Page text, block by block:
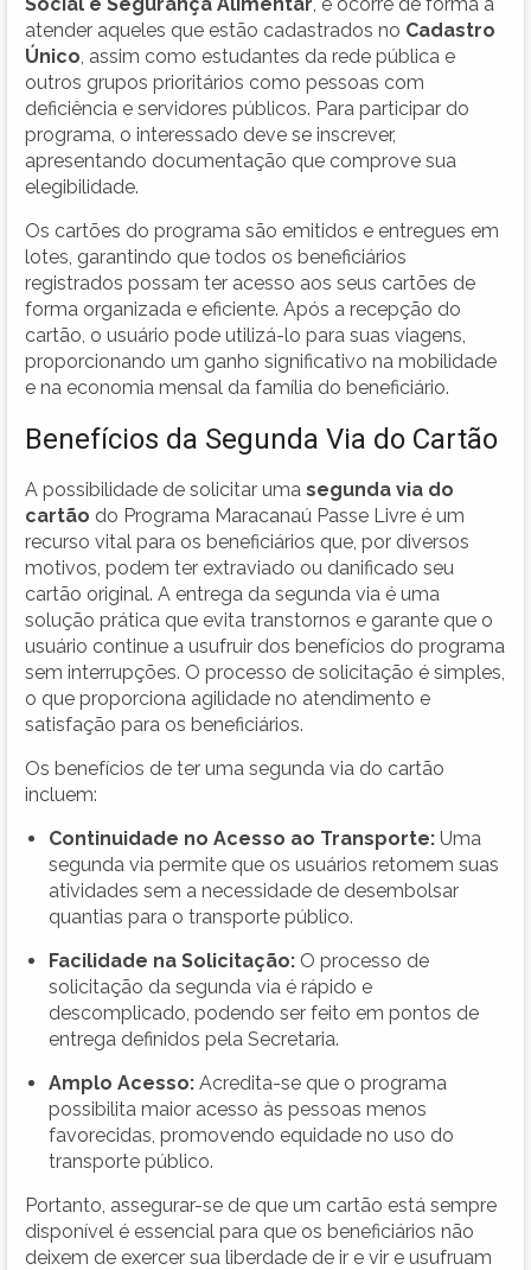
atender aqueles que estão cadastrados no Cadastro
Único , assim como estudantes da rede pública e
outros grupos prioritários como pessoas com
deficiência e servidores públicos. Para participar do
programa, o interessado deve se inscrever,
apresentando documentação que comprove sua
elegibilidade.
Os cartões do programa são emitidos e entregues em
lotes, garantindo que todos os beneficiários
registrados possam ter acesso aos seus cartões de
forma organizada e eficiente. Após a recepção do
cartão, o usuário pode utilizá-lo para suas viagens,
proporcionando um ganho significativo na mobilidade
e na economia mensal da família do beneficiário.
Benefícios da Segunda Via do Cartão
A possibilidade de solicitar uma segunda via do
cartão do Programa Maracanaú Passe Livre é um
recurso vital para os beneficiários que, por diversos
motivos, podem ter extraviado ou danificado seu
cartão original. A entrega da segunda via é uma
solução prática que evita transtornos e garante que o
usuário continue a usufruir dos benefícios do programa
sem interrupções. O processo de solicitação é simples,
o que proporciona agilidade no atendimento e
satisfação para os beneficiários.
Os benefícios de ter uma segunda via do cartão
incluem:
Continuidade no Acesso ao Transporte: Uma
segunda via permite que os usuários retomem suas
atividades sem a necessidade de desembolsar
quantias para o transporte público.
Facilidade na Solicitação: O processo de
solicitação da segunda via é rápido e
descomplicado, podendo ser feito em pontos de
entrega definidos pela Secretaria.
Amplo Acesso: Acredita-se que o programa
possibilita maior acesso às pessoas menos
favorecidas, promovendo equidade no uso do
transporte público.
Portanto, assegurar-se de que um cartão está sempre
disponível é essencial para que os beneficiários não
deixem de exercer sua liberdade de ir e vir e usufruam